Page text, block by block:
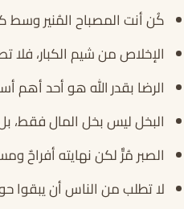
كُن أنت المصباح المُنير وسط
الإخلاص من شيم الكبار،
الرضا بقدر الله هو أحد أهم
البخل ليس بخل المال فقط،
الصبر مُرٌّ لكن نهايته أفراحٌ
لا تطلب من الناس أن يبقوا